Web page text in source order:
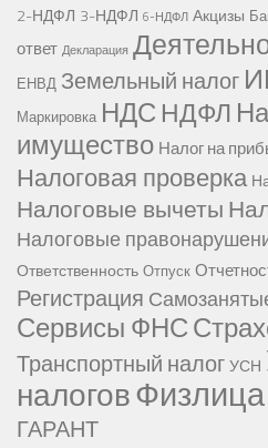
2-НДФЛ 3-НДФЛ 6-НДФЛ Акцизы
ответ Декларация
ЕНВД Земельный налог
Маркировка НДС НДФЛ
имущество Налог на
Налоговая проверка
Налоговые вычеты
Налоговые
Ответственность Отпуск
Регистрация
Сервисы ФНС
Транспортный налогУСН
налоговФизлица
ГАРАНТ